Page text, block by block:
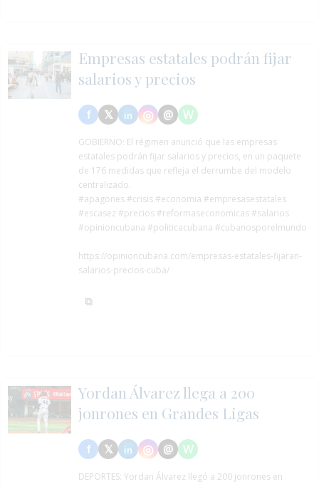
Empresas estatales podrán fijar
salarios y precios
GOBIERNO: El régimen anunció que las empresas
estatales podrán fijar salarios y precios, en un paquete
de 176 medidas que refleja el derrumbe del modelo
centralizado.
#apagones #crisis #economia #empresasestatales
#escasez #precios #reformaseconomicas #salarios
#opinioncubana #politicacubana #cubanosporelmundo
https://opinioncubana.com/empresas-estatales-fijaran-
salarios-precios-cuba/
Yordan Álvarez llega a 200
jonrones en Grandes Ligas
DEPORTES:Yordan Álvarez llegó a 200 jonrones en